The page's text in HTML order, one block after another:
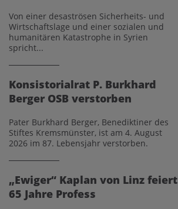
Von einer desaströsen Sicherheits- und
Wirtschaftslage und einer sozialen und
humanitären Katastrophe in Syrien
spricht...
Konsistorialrat P. Burkhard
Berger OSB verstorben
Pater Burkhard Berger, Benediktiner des
Stiftes Kremsmünster, ist am 4. August
2026 im 87. Lebensjahr verstorben.
„Ewiger“ Kaplan von Linz feiert
65 Jahre Profess